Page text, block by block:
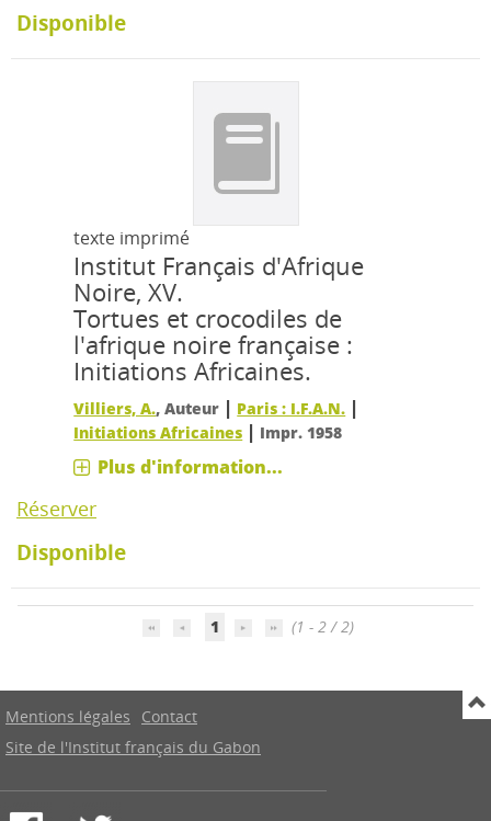
Disponible
texte imprimé
Institut Français d'Afrique
Noire, XV.
Tortues et crocodiles de
l'afrique noire française :
Initiations Africaines.
Villiers, A., Auteur | Paris : I.F.A.N. |
Initiations Africaines | Impr. 1958
Plus d'information...
Réserver
Disponible
1 (1 - 2 / 2)
Mentions légales
Contact
Site de l'Institut français du Gabon